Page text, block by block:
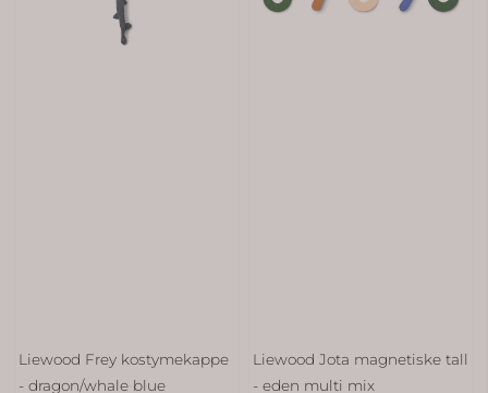
Liewood Frey kostymekappe
- dragon/whale blue
Liewood Jota magnetiske tall
- eden multi mix